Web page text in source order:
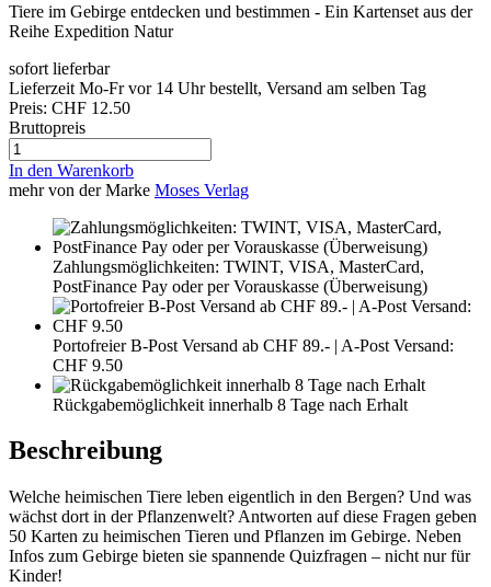
Tiere im Gebirge entdecken und bestimmen - Ein Kartenset aus der
Reihe Expedition Natur
sofort lieferbar
Lieferzeit Mo-Fr vor 14 Uhr bestellt, Versand am selben Tag
Preis: CHF 12.50
Bruttopreis
In den Warenkorb
mehr von der Marke Moses Verlag
Zahlungsmöglichkeiten: TWINT, VISA, MasterCard,
PostFinance Pay oder per Vorauskasse (Überweisung)
Portofreier B-Post Versand ab CHF 89.- | A-Post Versand:
CHF 9.50
Rückgabemöglichkeit innerhalb 8 Tage nach Erhalt
Beschreibung
Welche heimischen Tiere leben eigentlich in den Bergen? Und was
wächst dort in der Pflanzenwelt? Antworten auf diese Fragen geben
50 Karten zu heimischen Tieren und Pflanzen im Gebirge. Neben
Infos zum Gebirge bieten sie spannende Quizfragen – nicht nur für
Kinder!